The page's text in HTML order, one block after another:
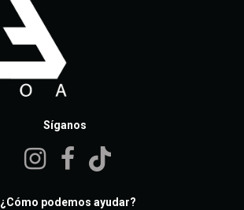
Síganos
¿Cómo podemos ayudar?